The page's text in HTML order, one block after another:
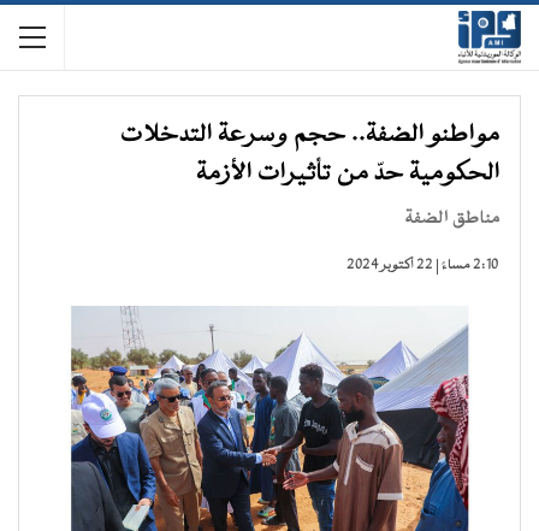
مواطنو الضفة.. حجم وسرعة التدخلات
الحكومية حدّ من تأثيرات الأزمة
مناطق الضفة
2:10 مساءً | 22 أكتوبر 2024